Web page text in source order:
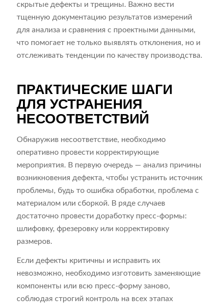
скрытые дефекты и трещины. Важно вести
тщенную документацию результатов измерений
для анализа и сравнения с проектными данными,
что помогает не только выявлять отклонения, но и
отслеживать тенденции по качеству производства.
ПРАКТИЧЕСКИЕ ШАГИ
ДЛЯ УСТРАНЕНИЯ
НЕСООТВЕТСТВИЙ
Обнаружив несоответствие, необходимо
оперативно провести корректирующие
мероприятия. В первую очередь — анализ причины
возникновения дефекта, чтобы устранить источник
проблемы, будь то ошибка обработки, проблема с
материалом или сборкой. В ряде случаев
достаточно провести доработку пресс-формы:
шлифовку, фрезеровку или корректировку
размеров.
Если дефекты критичны и исправить их
невозможно, необходимо изготовить заменяющие
компоненты или всю пресс-форму заново,
соблюдая строгий контроль на всех этапах